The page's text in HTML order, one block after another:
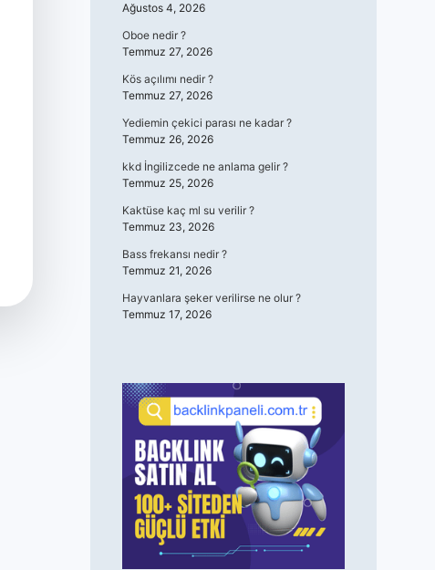
Ağustos 4, 2026
Oboe nedir ?
Temmuz 27, 2026
Kös açılımı nedir ?
Temmuz 27, 2026
Yediemin çekici parası ne kadar ?
Temmuz 26, 2026
kkd İngilizcede ne anlama gelir ?
Temmuz 25, 2026
Kaktüse kaç ml su verilir ?
Temmuz 23, 2026
Bass frekansı nedir ?
Temmuz 21, 2026
Hayvanlara şeker verilirse ne olur ?
Temmuz 17, 2026